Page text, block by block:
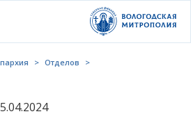
> Отделов
>